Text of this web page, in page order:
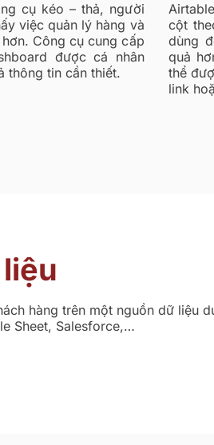
cụ kéo – thả, người
việc quản lý hàng và
Công cụ cung cấp
được cá nhân
thông tin cần thiết.
cột
dùng
quả
thể
link
hàng trên một nguồn dữ liệu
Sheet, Salesforce,…